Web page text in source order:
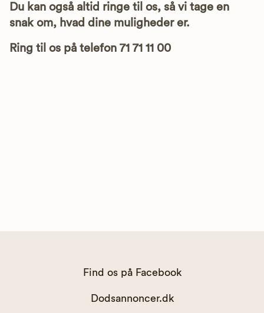
Du kan også altid ringe til os, så vi tage en
snak om, hvad dine muligheder er.
Ring til os på telefon 71 71 11 00
Find os på Facebook
Dodsannoncer.dk